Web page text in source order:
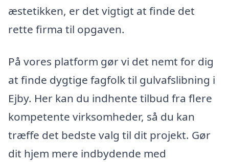
æstetikken, er det vigtigt at finde det
rette firma til opgaven.
På vores platform gør vi det nemt for dig
at finde dygtige fagfolk til gulvafslibning i
Ejby. Her kan du indhente tilbud fra flere
kompetente virksomheder, så du kan
træffe det bedste valg til dit projekt. Gør
dit hjem mere indbydende med